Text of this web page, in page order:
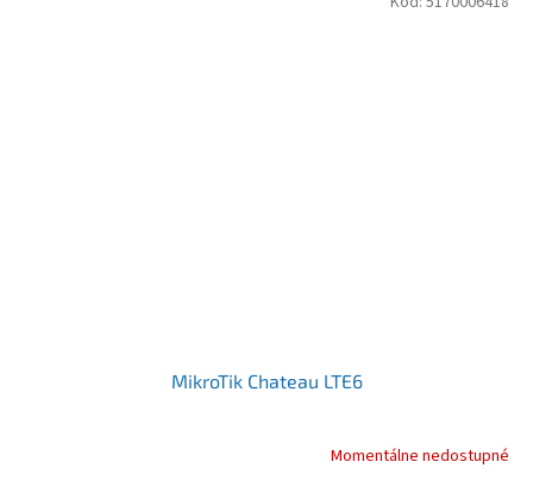
MikroTik Chateau LTE6
Momentálne nedostupné